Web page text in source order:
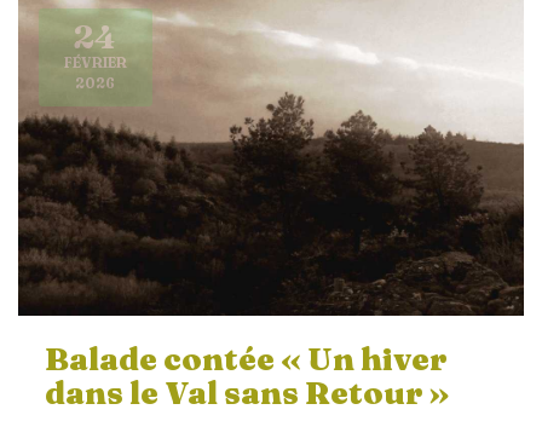
24
FÉVRIER
2026
Balade contée « Un hiver
dans le Val sans Retour »